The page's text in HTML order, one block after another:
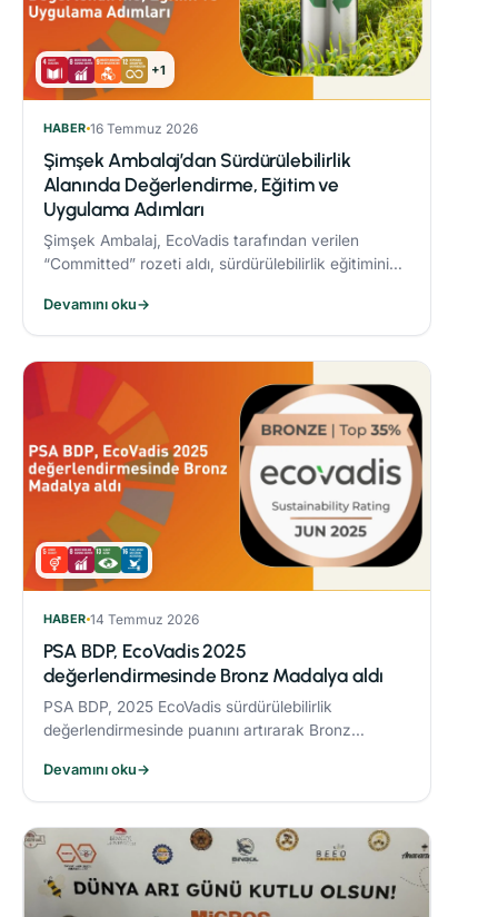
+1
HABER 16 Temmuz 2026
Şimşek Ambalaj’dan Sürdürülebilirlik
Alanında Değerlendirme, Eğitim ve
Uygulama Adımları
Şimşek Ambalaj, EcoVadis tarafından verilen
“Committed” rozeti aldı, sürdürülebilirlik eğitimini
Responsible® Faz-1 sürecini tamamlayarak
ambalaj sektöründe bir ilke imza attı.
Devamını oku→
HABER 14 Temmuz 2026
PSA BDP, EcoVadis 2025
değerlendirmesinde Bronz Madalya aldı
PSA BDP, 2025 EcoVadis sürdürülebilirlik
değerlendirmesinde puanını artırarak Bronz
seviyesine yükseldi ve karbon yönetiminde
‘Leader’ kategorisine yerleşti.
Devamını oku→